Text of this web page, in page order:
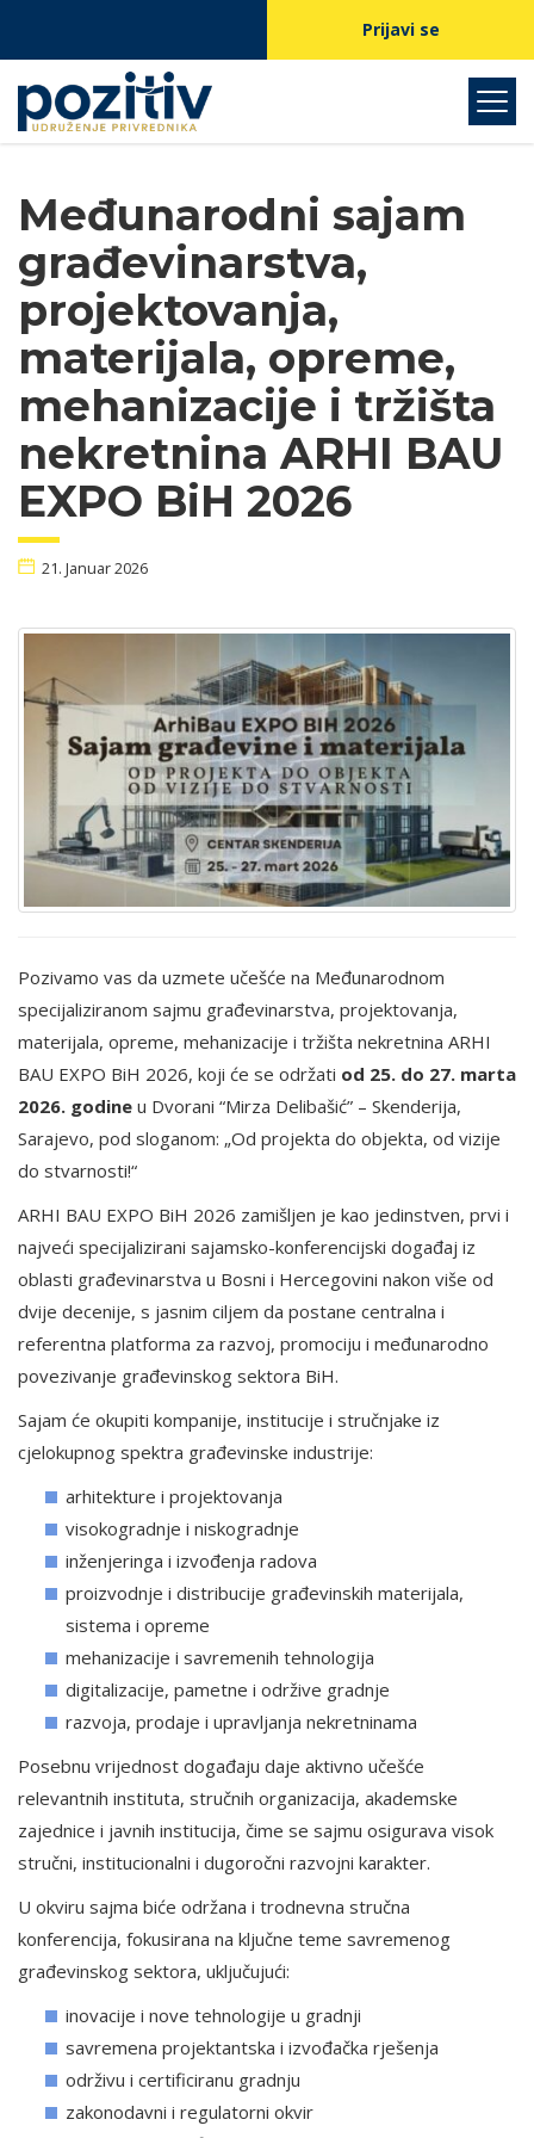
Prijavi se
Međunarodni sajam
građevinarstva,
projektovanja,
materijala, opreme,
mehanizacije i tržišta
nekretnina ARHI BAU
EXPO BiH 2026
21. Januar 2026
Pozivamo vas da uzmete učešće na Međunarodnom
specijaliziranom sajmu građevinarstva, projektovanja,
materijala, opreme, mehanizacije i tržišta nekretnina ARHI
BAU EXPO BiH 2026, koji će se održati od 25. do 27. marta
2026. godine u Dvorani “Mirza Delibašić” – Skenderija,
Sarajevo, pod sloganom: „Od projekta do objekta, od vizije
do stvarnosti!“
ARHI BAU EXPO BiH 2026 zamišljen je kao jedinstven, prvi i
najveći specijalizirani sajamsko-konferencijski događaj iz
oblasti građevinarstva u Bosni i Hercegovini nakon više od
dvije decenije, s jasnim ciljem da postane centralna i
referentna platforma za razvoj, promociju i međunarodno
povezivanje građevinskog sektora BiH.
Sajam će okupiti kompanije, institucije i stručnjake iz
cjelokupnog spektra građevinske industrije:
arhitekture i projektovanja
visokogradnje i niskogradnje
inženjeringa i izvođenja radova
proizvodnje i distribucije građevinskih materijala,
sistema i opreme
mehanizacije i savremenih tehnologija
digitalizacije, pametne i održive gradnje
razvoja, prodaje i upravljanja nekretninama
Posebnu vrijednost događaju daje aktivno učešće
relevantnih instituta, stručnih organizacija, akademske
zajednice i javnih institucija, čime se sajmu osigurava visok
stručni, institucionalni i dugoročni razvojni karakter.
U okviru sajma biće održana i trodnevna stručna
konferencija, fokusirana na ključne teme savremenog
građevinskog sektora, uključujući:
inovacije i nove tehnologije u gradnji
savremena projektantska i izvođačka rješenja
održivu i certificiranu gradnju
zakonodavni i regulatorni okvir